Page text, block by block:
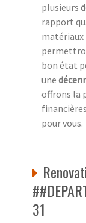
plusieurs
rapport
matériaux
bon état
une
offrons la
pour vous.
31